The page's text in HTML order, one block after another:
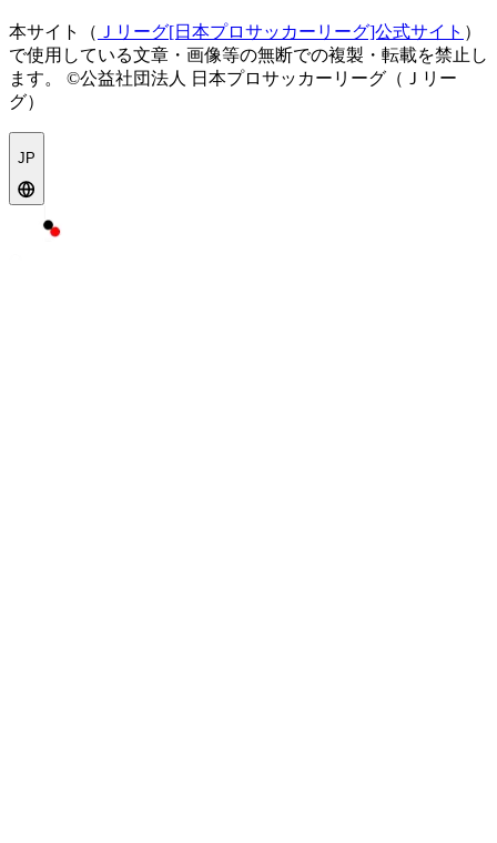
本サイト（ Ｊリーグ[日本プロサッカーリーグ]公式サイト ）
で使用している文章・画像等の無断での複製・転載を禁止し
ます。
©公益社団法人 日本プロサッカーリーグ（Ｊリー
グ）
JP